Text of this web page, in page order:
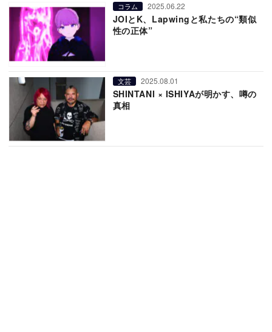
コラム 2025.06.22
JOIとK、Lapwingと私たちの“類似
性の正体”
文芸 2025.08.01
SHINTANI × ISHIYAが明かす、噂の
真相